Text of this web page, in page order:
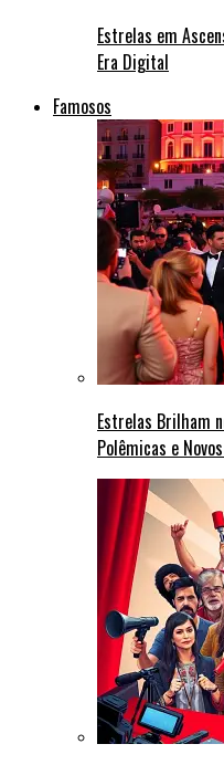
Estrelas em
Era Digital
Famosos
Estrelas Brilham
Polêmicas e